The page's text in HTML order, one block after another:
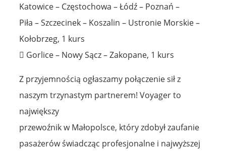
Katowice – Częstochowa – Łódź – Poznań –
Piła – Szczecinek – Koszalin – Ustronie Morskie –
Kołobrzeg, 1 kurs
 Gorlice – Nowy Sącz – Zakopane, 1 kurs
Z przyjemnością ogłaszamy połączenie sił z
naszym trzynastym partnerem! Voyager to
największy
przewoźnik w Małopolsce, który zdobył zaufanie
pasażerów świadcząc profesjonalne i najwyższej